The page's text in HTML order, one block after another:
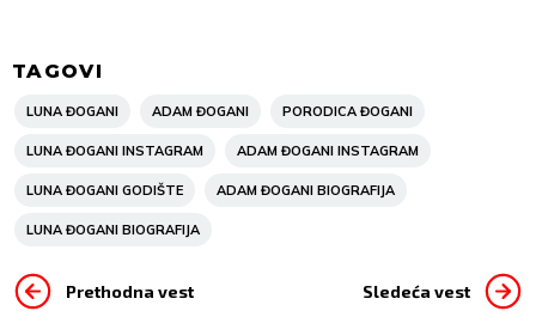
TAGOVI
LUNA ĐOGANI ADAM ĐOGANI PORODICA ĐOGANI
LUNA ĐOGANI INSTAGRAM ADAM ĐOGANI INSTAGRAM
LUNA ĐOGANI GODIŠTE ADAM ĐOGANI BIOGRAFIJA
LUNA ĐOGANI BIOGRAFIJA
Prethodna vest Sledeća vest